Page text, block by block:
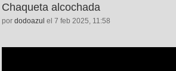
Chaqueta alcochada
por dodoazul el 7 feb 2025, 11:58